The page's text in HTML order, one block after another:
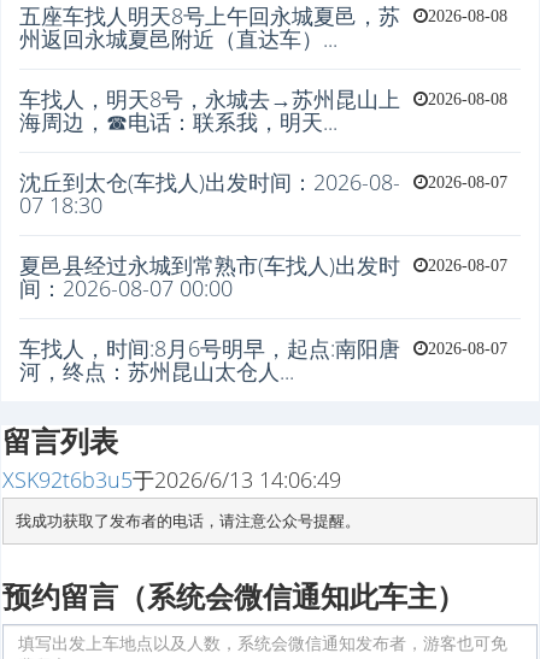
2026-08-08
五座车找人明天8号上午回永城夏邑，苏
州返回永城夏邑附近（直达车）...
2026-08-08
车找人，明天8号，永城去→苏州昆山上
海周边，☎电话：联系我，明天...
2026-08-07
沈丘到太仓(车找人)出发时间：2026-08-
07 18:30
2026-08-07
夏邑县经过永城到常熟市(车找人)出发时
间：2026-08-07 00:00
2026-08-07
车找人，时间:8月6号明早，起点:南阳唐
河，终点：苏州昆山太仓人...
留言列表
XSK92t6b3u5于2026/6/13 14:06:49
我成功获取了发布者的电话，请注意公众号提醒。
预约留言（系统会微信通知此车主）